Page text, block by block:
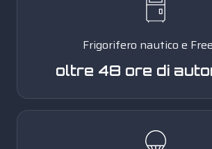
Frigorifero nautico e
oltre 48 ore di